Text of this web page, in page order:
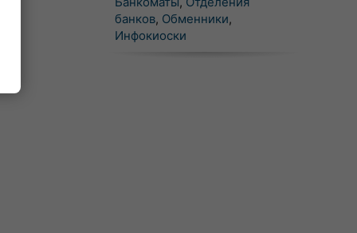
банков, Обменники,
Инфокиоски